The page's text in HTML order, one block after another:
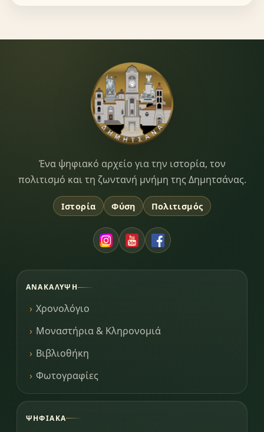
Dimitsana.gr
Ένα ψηφιακό αρχείο για την ιστορία, τον
πολιτισμό και τη ζωντανή μνήμη της Δημητσάνας.
Ιστορία Φύση Πολιτισμός
ΑΝΑΚΆΛΥΨΗ
Χρονολόγιο
Μοναστήρια & Κληρονομιά
Βιβλιοθήκη
Φωτογραφίες
ΨΗΦΙΑΚΆ